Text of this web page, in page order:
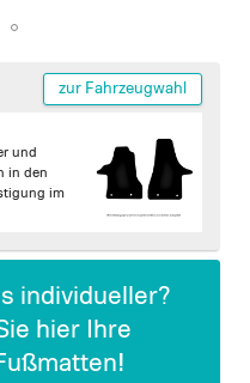
zur Fahrzeugwahl
und
in den
im
individueller?
hier Ihre